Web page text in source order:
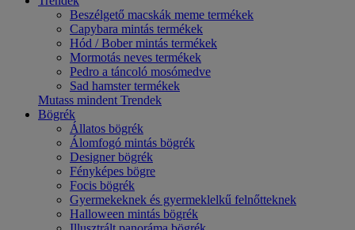
Beszélgető macskák meme termékek
Capybara mintás termékek
Hód / Bober mintás termékek
Mormotás neves termékek
Pedro a táncoló mosómedve
Sad hamster termékek
Mutass mindent Trendek
Bögrék
Állatos bögrék
Álomfogó mintás bögrék
Designer bögrék
Fényképes bögre
Focis bögrék
Gyermekeknek és gyermeklelkű felnőtteknek
Halloween mintás bögrék